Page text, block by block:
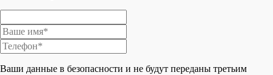
Ваши данные в безопасности и не будут переданы третьим